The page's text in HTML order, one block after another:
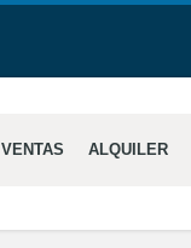
VENTAS ALQUILER